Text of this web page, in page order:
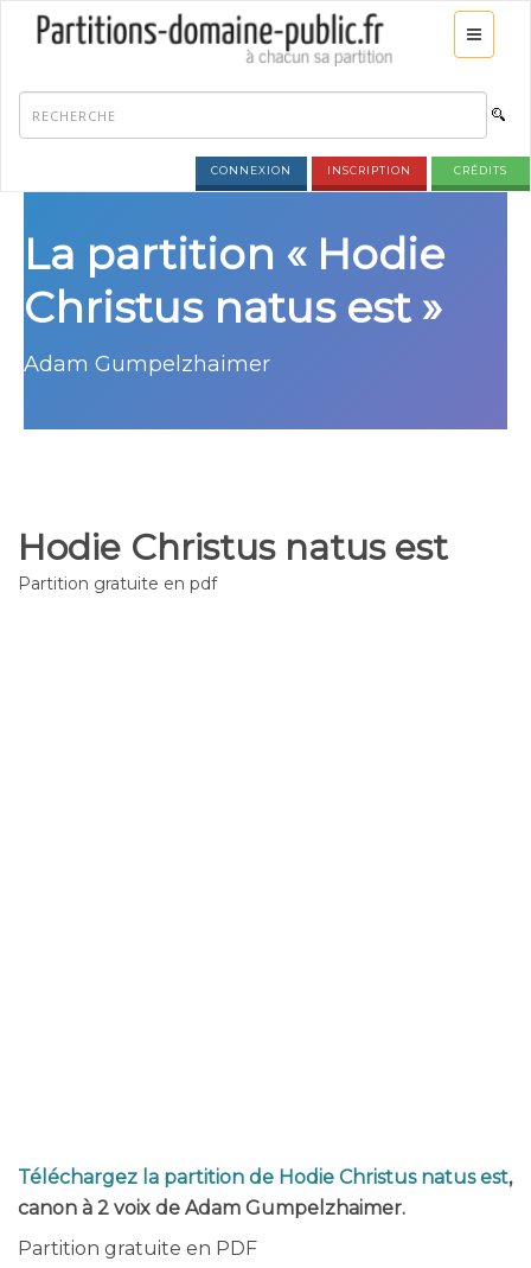
CONNEXION INSCRIPTION CRÉDITS
La partition « Hodie
Christus natus est »
Adam Gumpelzhaimer
Hodie Christus natus est
Partition gratuite en pdf
Téléchargez la partition de Hodie Christus natus est,
canon à 2 voix de Adam Gumpelzhaimer.
Partition gratuite en PDF